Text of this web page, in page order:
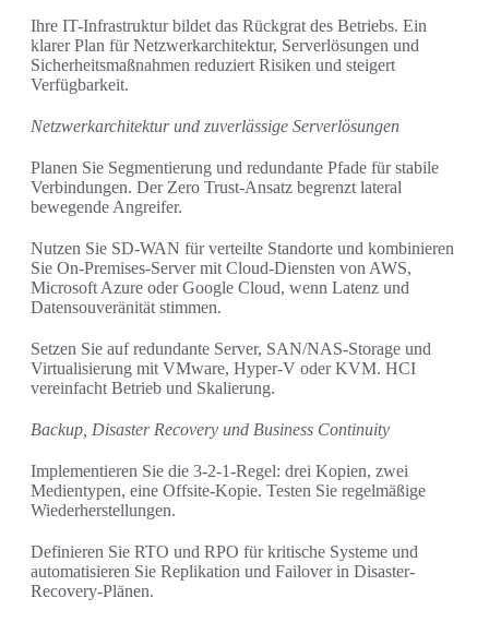
Ihre IT-Infrastruktur bildet das Rückgrat des Betriebs. Ein
klarer Plan für Netzwerkarchitektur, Serverlösungen und
Sicherheitsmaßnahmen reduziert Risiken und steigert
Verfügbarkeit.
Netzwerkarchitektur und zuverlässige Serverlösungen
Planen Sie Segmentierung und redundante Pfade für stabile
Verbindungen. Der Zero Trust-Ansatz begrenzt lateral
bewegende Angreifer.
Nutzen Sie SD-WAN für verteilte Standorte und kombinieren
Sie On-Premises-Server mit Cloud-Diensten von AWS,
Microsoft Azure oder Google Cloud, wenn Latenz und
Datensouveränität stimmen.
Setzen Sie auf redundante Server, SAN/NAS-Storage und
Virtualisierung mit VMware, Hyper-V oder KVM. HCI
vereinfacht Betrieb und Skalierung.
Backup, Disaster Recovery und Business Continuity
Implementieren Sie die 3-2-1-Regel: drei Kopien, zwei
Medientypen, eine Offsite-Kopie. Testen Sie regelmäßige
Wiederherstellungen.
Definieren Sie RTO und RPO für kritische Systeme und
automatisieren Sie Replikation und Failover in Disaster-
Recovery-Plänen.